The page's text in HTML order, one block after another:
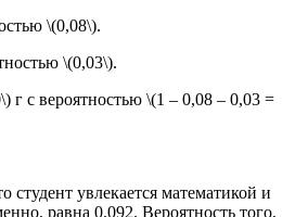
\(0,08\).
\(0,03\).
г с вероятностью \(1 – 0,08 – 0,03 =
студент увлекается математикой и
равна 0,092. Вероятность того,